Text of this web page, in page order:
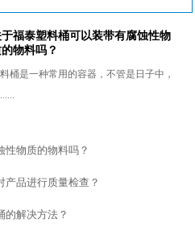
于福泰塑料桶可以装带有腐蚀性物
的物料吗？
桶是一种常用的容器，不管是日子中，
性物质的物料吗？
产品进行质量检查？
的解决方法？